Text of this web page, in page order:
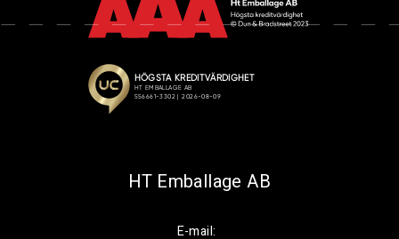
HT Emballage AB
E-mail: